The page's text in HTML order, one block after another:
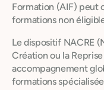
Formation (AIF) peut
formations non
Le dispositif NACRE
Création ou la
accompagnement
formations